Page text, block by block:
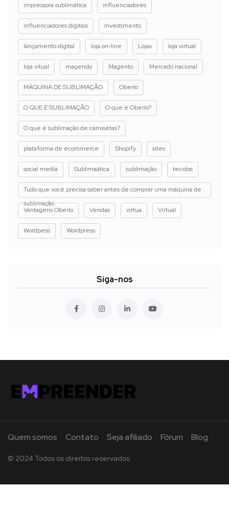
impressora sublimática influenciadores
influenciadores digitais Investimento
lançamento digital loja on-line Lojas loja virtual
loja vitual magendo Magento Mercado nacional
MÁQUINA DE SUBLIMAÇÃO Oberlo
O QUE É SUBLIMAÇÃO O que é Oberlo?
O que é sublimação de camisetas?
plataforma de ecommerce Shopify sites
social media Sublimaática sublimação tecidos
Tudo que você precisa saber antes de comprar uma máquina de
sublimação
Vantagens Oberlo
Vendas virtua Virtual
Wordpess Wordpress
Siga-nos
Quem somos Contato Seja afiliado Fórum Blog
© 2024 Todos os direitos reservados